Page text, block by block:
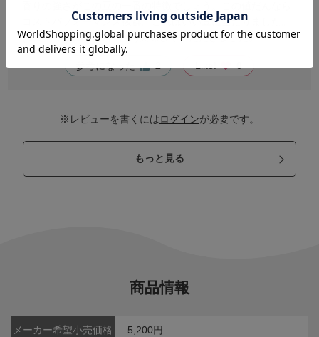
コストパフォーマンス抜群。これはいい豆に当たりました。
(ミディアムローストです)美味しくいただきました。
参考になった 2 Like! 0
もっと見る
※レビューを書くにはログインが必要です。
商品情報
メーカー希望小売価格 5,200円